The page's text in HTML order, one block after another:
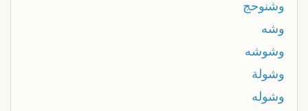
وشنوحج
وشه
وشوشه
وشولة
وشوله